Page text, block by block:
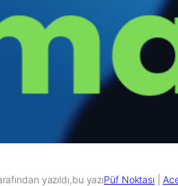
yazıldı,bu yazıPüf Noktası